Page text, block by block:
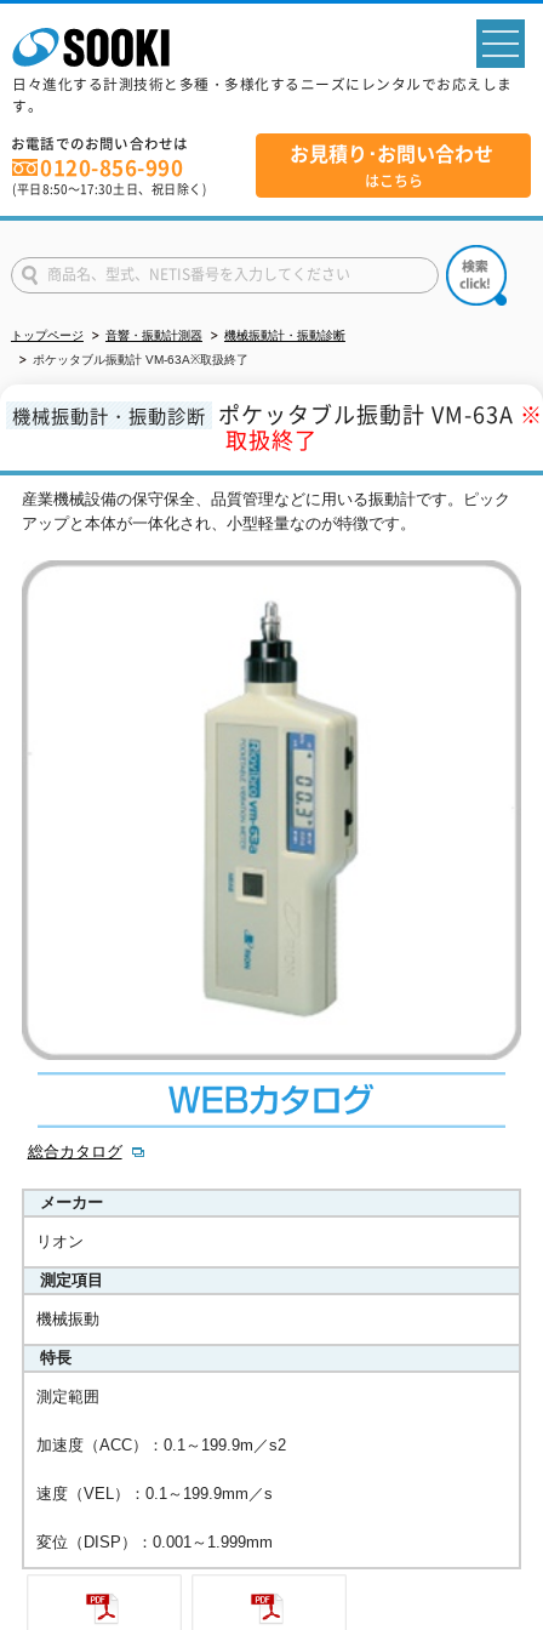
日々進化する計測技術と多種・多様化するニーズにレンタルでお応えしま
す。
お電話でのお問い合わせは
0120-856-990
(平日8:50～17:30土日、祝日除く)
お見積り･お問い合わせ
はこちら
トップページ 音響・振動計測器
機械振動計・振動診断
ポケッタブル振動計 VM-63A※取扱終了
機械振動計・振動診断 ポケッタブル振動計 VM-63A ※
取扱終了
産業機械設備の保守保全、品質管理などに用いる振動計です。ピック
アップと本体が一体化され、小型軽量なのが特徴です。
総合カタログ
メーカー
リオン
測定項目
機械振動
特長
測定範囲
加速度（ACC）：0.1～199.9m／s2
速度（VEL）：0.1～199.9mm／s
変位（DISP）：0.001～1.999mm